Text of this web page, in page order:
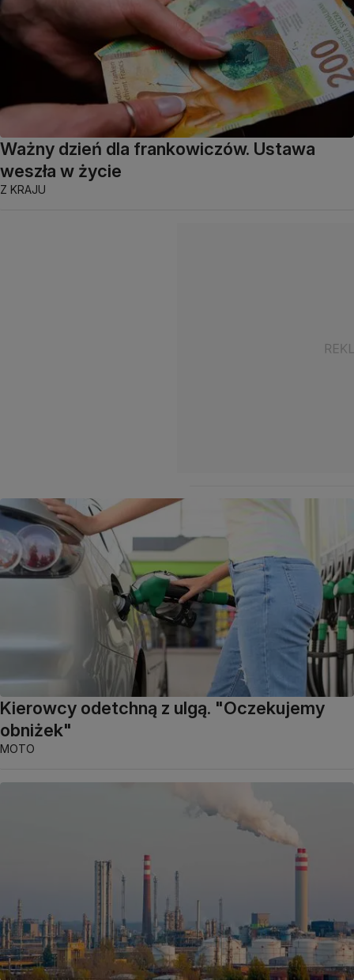
Ważny dzień dla frankowiczów. Ustawa
weszła w życie
Z KRAJU
Kierowcy odetchną z ulgą. "Oczekujemy
obniżek"
MOTO